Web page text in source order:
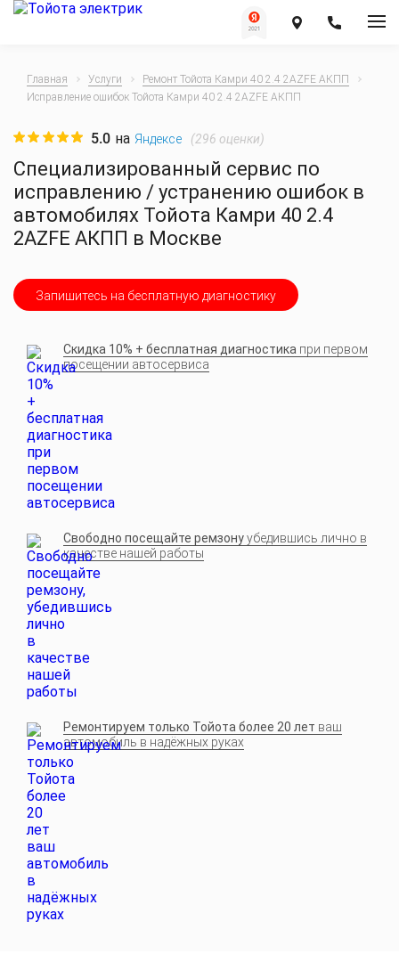
Главная Услуги
Ремонт Тойота Камри 40 2.4 2AZFE АКПП
Исправление ошибок Тойота Камри 40 2.4 2AZFE АКПП
Специализированный сервис по
исправлению / устранению ошибок в
автомобилях Тойота Камри 40 2.4
2AZFE АКПП в Москве
5.0 на Яндексе (296 оценки)
Запишитесь на бесплатную диагностику
Скидка 10% + бесплатная диагностика при первом
посещении автосервиса
Свободно посещайте ремзонуубедившись лично в
качестве нашей работы
Ремонтируем только Тойота более 20 лет ваш
автомобиль в надёжных руках